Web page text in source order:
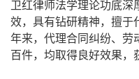
卫红律师法学理论功底
效，具有钻研精神，擅于
年来，代理合同纠纷、劳
百件，均取得良好效果，